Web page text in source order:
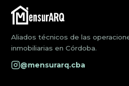
Aliados técnicos de las
inmobiliarias en Córdoba.
@mensurarq.cba